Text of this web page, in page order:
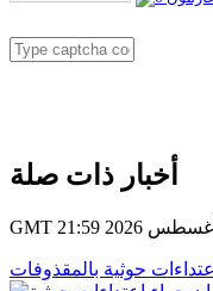
أخبار ذات صلة